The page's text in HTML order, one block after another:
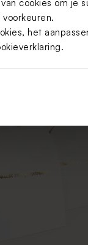
cookies om je
het
.